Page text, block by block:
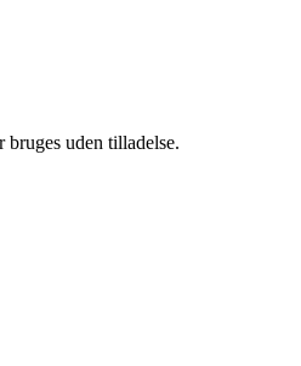
uden tilladelse.